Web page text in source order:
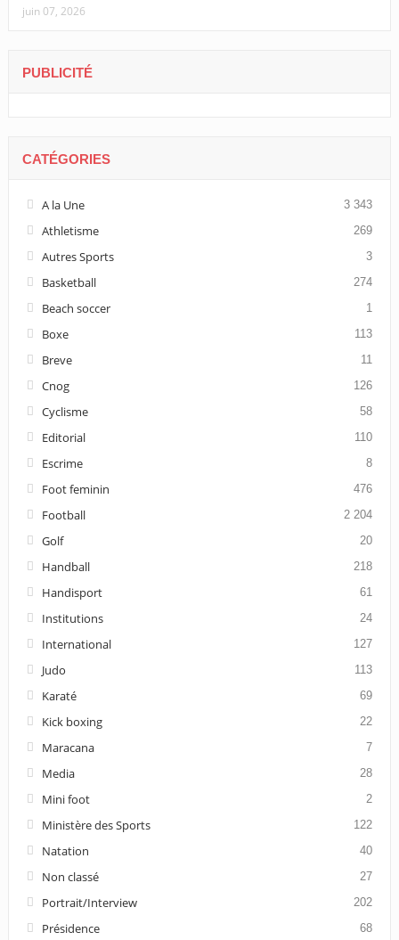
juin 07, 2026
PUBLICITÉ
CATÉGORIES
A la Une 3 343
Athletisme 269
Autres Sports 3
Basketball 274
Beach soccer 1
Boxe 113
Breve 11
Cnog 126
Cyclisme 58
Editorial 110
Escrime 8
Foot feminin 476
Football 2 204
Golf 20
Handball 218
Handisport 61
Institutions 24
International 127
Judo 113
Karaté 69
Kick boxing 22
Maracana 7
Media 28
Mini foot 2
Ministère des Sports 122
Natation 40
Non classé 27
Portrait/Interview 202
Présidence 68